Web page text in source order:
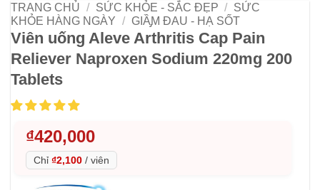
TRANG CHỦ / SỨC KHỎE - SẮC ĐẸP / SỨC
KHỎE HÀNG NGÀY / GIẦ̡M ĐAU - HẠ SỐT
Viên uống Aleve Arthritis Cap Pain
Reliever Naproxen Sodium 220mg 200
Tablets
₫420,000
Chỉ ₫2,100 / viên